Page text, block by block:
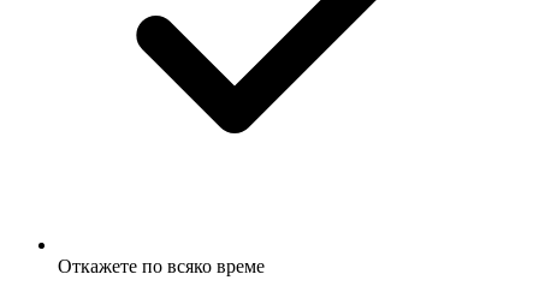
Откажете по всяко време